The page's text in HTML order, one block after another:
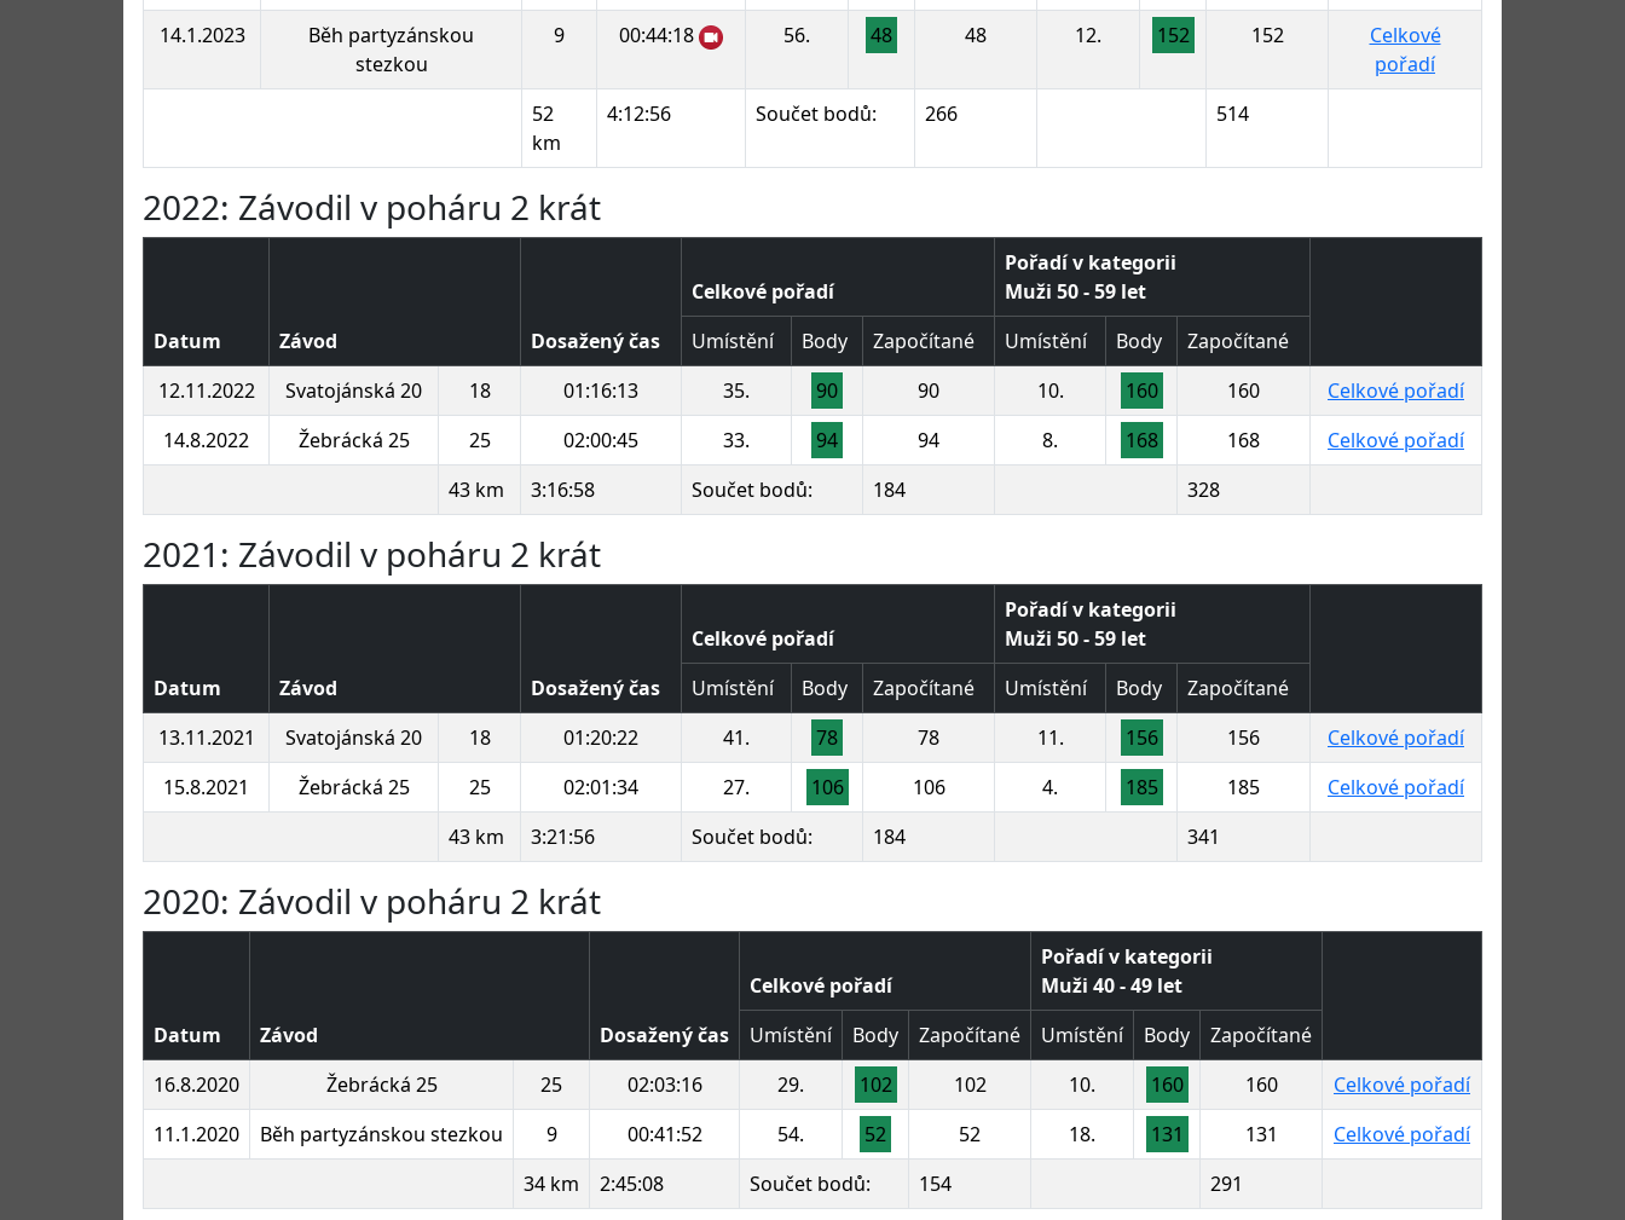
14.1.2023
Běh partyzánskou
stezkou
9 00:44:18 56. 48 48 12. 152 152
Celkové
pořadí
52
km
4:12:56 Součet bodů: 266 514
2022: Závodil v poháru 2 krát
Datum Závod Dosažený čas
Celkové pořadí
Pořadí v kategorii
Muži 50 - 59 let
Umístění
Body Započítané Umístění Body
Započítané
12.11.2022
Svatojánská 20 18 01:16:13 35. 90 90 10. 160 160
Celkové pořadí
14.8.2022
Žebrácká 25 25 02:00:45 33. 94 94 8. 168 168
Celkové pořadí
43 km
3:16:58 Součet bodů: 184 328
2021: Závodil v poháru 2 krát
Datum Závod Dosažený čas
Celkové pořadí
Pořadí v kategorii
Muži 50 - 59 let
Umístění
Body Započítané Umístění Body
Započítané
13.11.2021
Svatojánská 20 18 01:20:22 41. 78 78 11. 156 156
Celkové pořadí
15.8.2021
Žebrácká 25 25 02:01:34 27. 106 106 4. 185 185
Celkové pořadí
43 km
3:21:56 Součet bodů: 184 341
2020: Závodil v poháru 2 krát
Datum Závod Dosažený čas
Celkové pořadí
Pořadí v kategorii
Muži 40 - 49 let
Umístění
Body Započítané Umístění Body
Započítané
16.8.2020
Žebrácká 25 25 02:03:16 29. 102 102 10. 160 160
Celkové pořadí
11.1.2020
Běh partyzánskou stezkou 9 00:41:52 54. 52 52 18. 131 131
Celkové pořadí
34 km
2:45:08 Součet bodů: 154 291